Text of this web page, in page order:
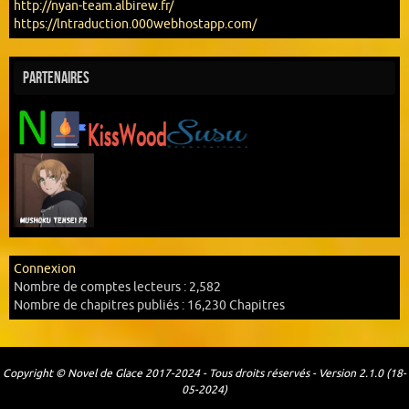
http://nyan-team.albirew.fr/
https://lntraduction.000webhostapp.com/
Partenaires
Connexion
Nombre de comptes lecteurs : 2,582
Nombre de chapitres publiés : 16,230 Chapitres
Copyright © Novel de Glace 2017-2024 - Tous droits réservés - Version 2.1.0 (18-
05-2024)